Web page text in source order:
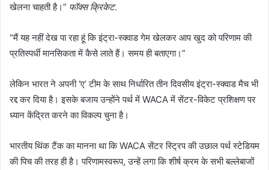
खेलना चाहती है।” फॉक्स क्रिकेट.
“मैं यह नहीं देख पा रहा हूं कि इंट्रा-स्क्वाड गेम खेलकर आप खुद को परिणाम की
प्रतिस्पर्धी मानसिकता में कैसे लाते हैं। समय ही बताएगा।”
लेकिन भारत ने अपनी ‘ए’ टीम के साथ निर्धारित तीन दिवसीय इंट्रा-स्क्वाड मैच भी
रद्द कर दिया है। इसके बजाय उन्होंने पर्थ में WACA में सेंटर-विकेट प्रशिक्षण पर
ध्यान केंद्रित करने का विकल्प चुना है।
भारतीय थिंक टैंक का मानना ​​था कि WACA सेंटर स्ट्रिप की उछाल पर्थ स्टेडियम
की पिच की तरह ही है। परिणामस्वरूप, उन्हें लगा कि शीर्ष क्रम के सभी बल्लेबाजों